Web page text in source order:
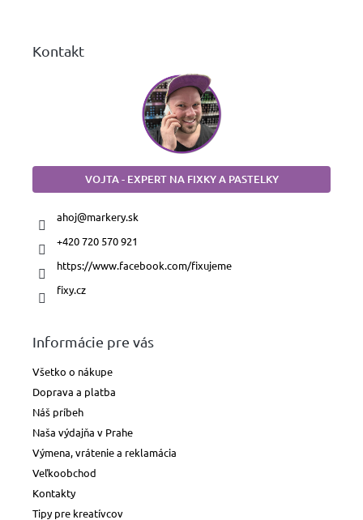
Kontakt
VOJTA - EXPERT NA FIXKY A PASTELKY
ahoj@markery.sk
+420 720 570 921
https://www.facebook.com/fixujeme
fixy.cz
Informácie pre vás
Všetko o nákupe
Doprava a platba
Náš príbeh
Naša výdajňa v Prahe
Výmena, vrátenie a reklamácia
Veľkoobchod
Kontakty
Tipy pre kreatívcov